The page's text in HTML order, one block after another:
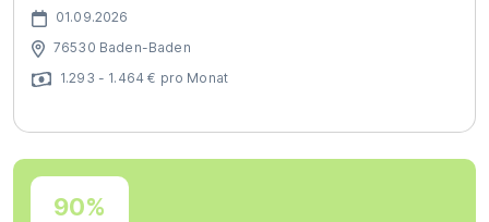
01.09.2026
76530 Baden-Baden
1.293 - 1.464 € pro Monat
90%